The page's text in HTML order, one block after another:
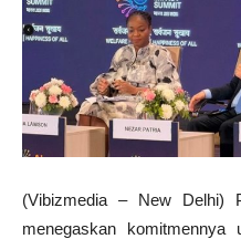
(Vibizmedia – New Delhi)
menegaskan komitmennya